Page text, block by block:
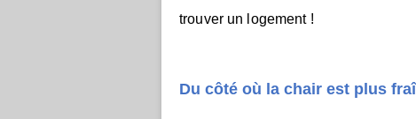
trouver un logement !
Du côté où la chair est plus